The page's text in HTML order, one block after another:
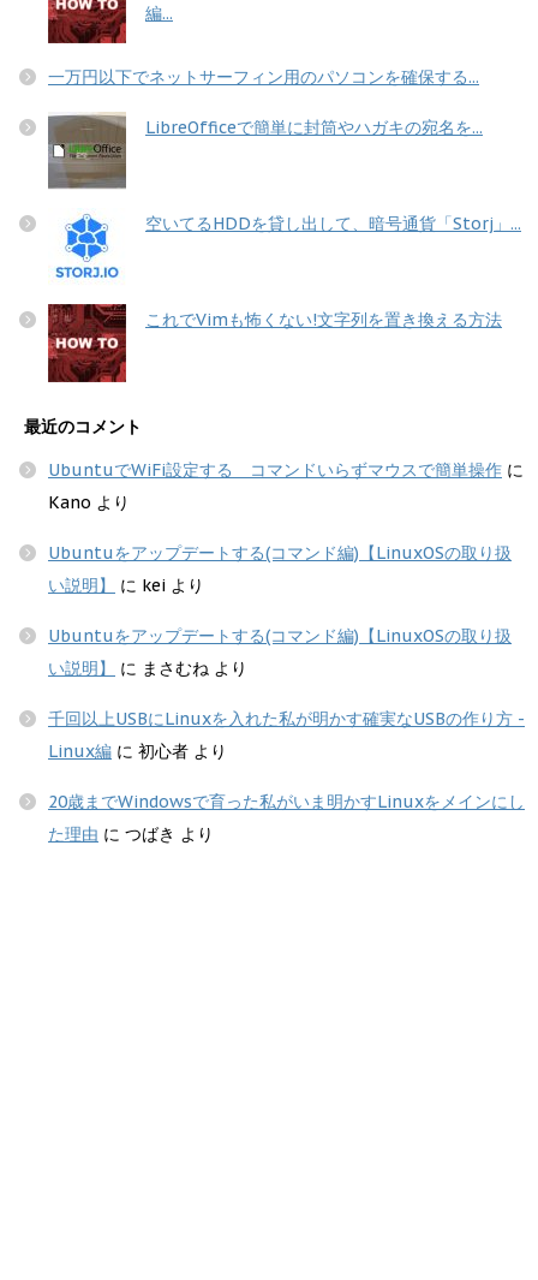
編...
一万円以下でネットサーフィン用のパソコンを確保する...
LibreOfficeで簡単に封筒やハガキの宛名を...
空いてるHDDを貸し出して、暗号通貨「Storj」...
これでVimも怖くない!文字列を置き換える方法
最近のコメント
UbuntuでWiFi設定する コマンドいらずマウスで簡単操作 に
Kano より
Ubuntuをアップデートする(コマンド編)【LinuxOSの取り扱
い説明】
に kei より
Ubuntuをアップデートする(コマンド編)【LinuxOSの取り扱
い説明】
に まさむね より
千回以上USBにLinuxを入れた私が明かす確実なUSBの作り方 -
Linux編 に 初心者 より
20歳までWindowsで育った私がいま明かすLinuxをメインにし
た理由 に つばき より